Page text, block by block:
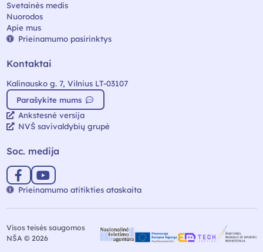
Svetainės medis
Nuorodos
Apie mus
Prieinamumo pasirinktys
Kontaktai
Kalinausko g. 7, Vilnius LT-03107
Parašykite mums
Ankstesnė versija
NVŠ savivaldybių grupė
Soc. medija
Prieinamumo atitikties ataskaita
Visos teisės saugomos
NŠA © 2026